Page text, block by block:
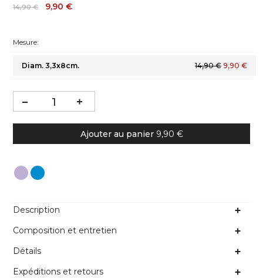
14,90 € 9,90 €
Couleur
Mesure:
Diam. 3,3x8cm. 14,90 € 9,90 €
Ajouter au panier 9,90 €
Description
Composition et entretien
Détails
Expéditions et retours